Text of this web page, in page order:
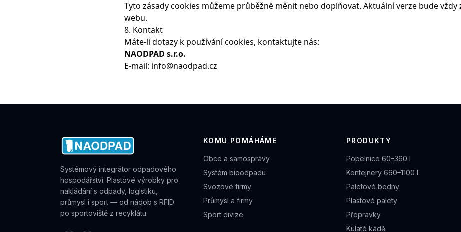
Tyto zásady cookies můžeme průběžně měnit nebo doplňovat. Aktuální verze bude vždy
webu.
8. Kontakt
Máte-li dotazy k používání cookies, kontaktujte nás:
NAODPAD s.r.o.
E-mail: info@naodpad.cz
Systémový integrátor odpadového
hospodářství. Plastové výrobky pro
nakládání s odpady, logistiku,
průmysl i sport — od nádob s RFID
po sportoviště z recyklátu.
KOMU POMÁHÁME
Obce a samosprávy
Systém bioodpadu
Svozové firmy
Průmysl a firmy
Sport divize
PRODUKTY
Popelnice 60–360 l
Kontejnery 660–1100 l
Paletové bedny
Plastové palety
Přepravky
Kulaté kádě